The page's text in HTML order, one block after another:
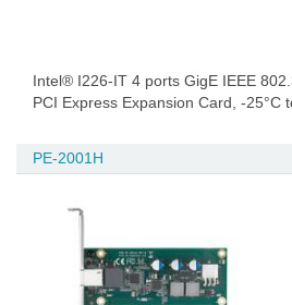
Intel® I226-IT 4 ports GigE IEEE
PCI Express Expansion Card, -25°C
PE-2001H